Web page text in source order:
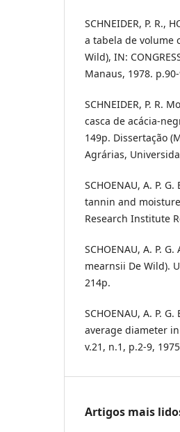
SCHNEIDER, P. R.,
a tabela de volume
Wild), IN:
Manaus, 1978.
SCHNEIDER, P. R.
casca de acácia-
149p. Dissertação
Agrárias,
SCHOENAU, A. P.
tannin and
Research Institute
SCHOENAU, A. P.
mearnsii De Wild).
214p.
SCHOENAU, A. P.
average diameter
v.21, n.1, p.2-9,
Artigos mais